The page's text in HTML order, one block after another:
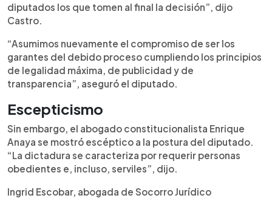
diputados los que tomen al final la decisión”, dijo
Castro.
“Asumimos nuevamente el compromiso de ser los
garantes del debido proceso cumpliendo los principios
de legalidad máxima, de publicidad y de
transparencia”, aseguró el diputado.
Escepticismo
Sin embargo, el abogado constitucionalista Enrique
Anaya se mostró escéptico a la postura del diputado.
“La dictadura se caracteriza por requerir personas
obedientes e, incluso, serviles”, dijo.
Ingrid Escobar, abogada de Socorro Jurídico